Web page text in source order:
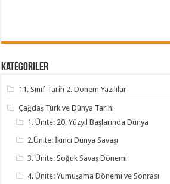
Kategoriler
11. Sınıf Tarih 2. Dönem Yazılılar
Çağdaş Türk ve Dünya Tarihi
1. Ünite: 20. Yüzyıl Başlarında Dünya
2.Ünite: İkinci Dünya Savaşı
3. Ünite: Soğuk Savaş Dönemi
4. Ünite: Yumuşama Dönemi ve Sonrası